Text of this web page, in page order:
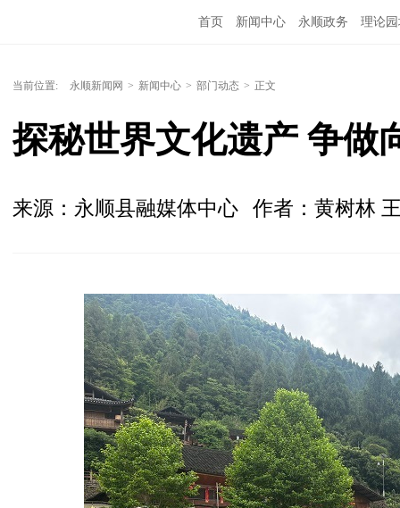
首页 新闻中心 永顺政务 理论
当前位置: 永顺新闻网 > 新闻中心 > 部门动态 > 正文
探秘世界文化遗产 争做
来源：永顺县融媒体中心 作者：黄树林